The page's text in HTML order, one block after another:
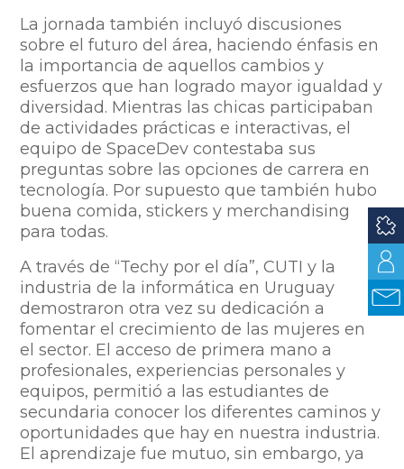
La jornada también incluyó discusiones
sobre el futuro del área, haciendo énfasis en
la importancia de aquellos cambios y
esfuerzos que han logrado mayor igualdad y
diversidad. Mientras las chicas participaban
de actividades prácticas e interactivas, el
equipo de SpaceDev contestaba sus
preguntas sobre las opciones de carrera en
tecnología. Por supuesto que también hubo
buena comida, stickers y merchandising
para todas.
A través de “Techy por el día”, CUTI y la
industria de la informática en Uruguay
demostraron otra vez su dedicación a
fomentar el crecimiento de las mujeres en
el sector. El acceso de primera mano a
profesionales, experiencias personales y
equipos, permitió a las estudiantes de
secundaria conocer los diferentes caminos y
oportunidades que hay en nuestra industria.
El aprendizaje fue mutuo, sin embargo, ya